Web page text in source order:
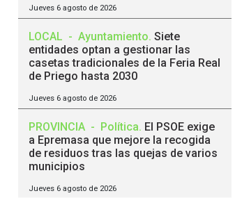
Jueves 6 agosto de 2026
LOCAL - Ayuntamiento. Siete
entidades optan a gestionar las
casetas tradicionales de la Feria Real
de Priego hasta 2030
Jueves 6 agosto de 2026
PROVINCIA - Política. El PSOE exige
a Epremasa que mejore la recogida
de residuos tras las quejas de varios
municipios
Jueves 6 agosto de 2026